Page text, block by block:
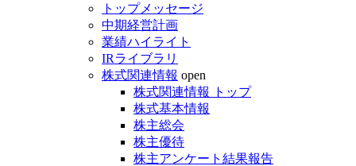
トップメッセージ
中期経営計画
業績ハイライト
IRライブラリ
株式関連情報 open
株式関連情報 トップ
株式基本情報
株主総会
株主優待
株主アンケート結果報告